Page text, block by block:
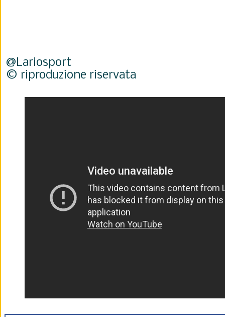
@Lariosport
© riproduzione riservata